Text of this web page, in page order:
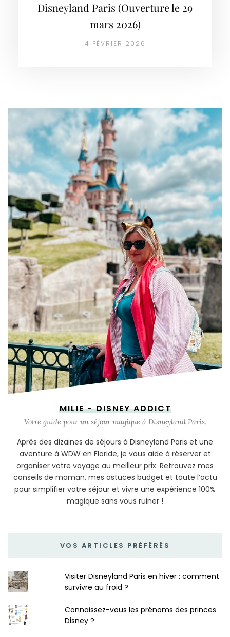
Disneyland Paris (Ouverture le 29
mars 2026)
4 FÉVRIER 2026
MILIE - DISNEY ADDICT
Votre guide pour un séjour magique à Disneyland Paris.
Après des dizaines de séjours à Disneyland Paris et une
aventure à WDW en Floride, je vous aide à réserver et
organiser votre voyage au meilleur prix. Retrouvez mes
conseils de maman, mes astuces budget et toute l’actu
pour simplifier votre séjour et vivre une expérience 100%
magique sans vous ruiner !
VOS ARTICLES PRÉFÉRÉS
Visiter Disneyland Paris en hiver : comment
survivre au froid ?
Connaissez-vous les prénoms des princes
Disney ?